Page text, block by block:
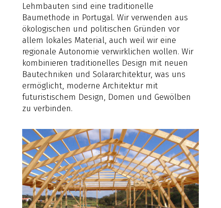
Lehmbauten sind eine traditionelle
Baumethode in Portugal. Wir verwenden aus
ökologischen und politischen Gründen vor
allem lokales Material, auch weil wir eine
regionale Autonomie verwirklichen wollen. Wir
kombinieren traditionelles Design mit neuen
Bautechniken und Solararchitektur, was uns
ermöglicht, moderne Architektur mit
futuristischem Design, Domen und Gewölben
zu verbinden.